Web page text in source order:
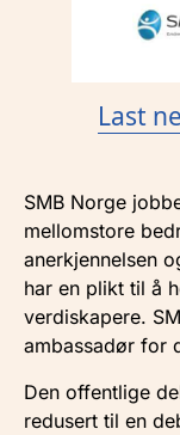
Last
SMB Norge
mellomstore
anerkjennelsen
har en plikt til å
verdiskapere.
ambassadør for
Den offentlige
redusert til en